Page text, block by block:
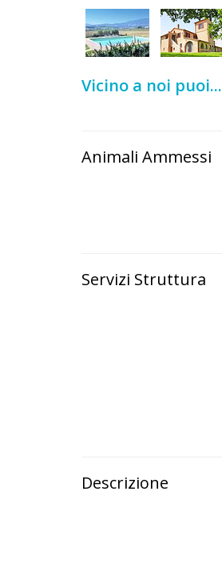
CHIEDI
CODICE
SCONTO
Attività
Vicino a noi puoi...
Animali Ammessi
Servizi Struttura
Descrizione